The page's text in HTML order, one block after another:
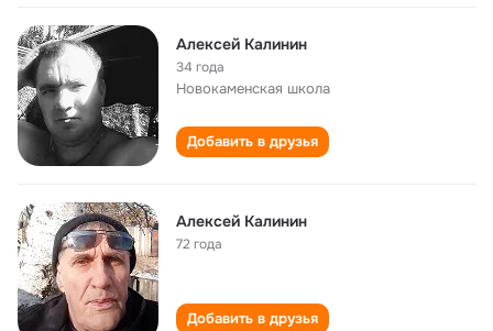
Алексей Калинин
34 года
Новокаменская школа
Добавить в друзья
Алексей Калинин
72 года
Добавить в друзья